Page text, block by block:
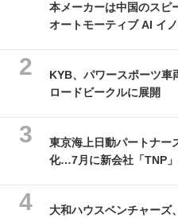
本メーカーは中国のスピ
オートモーティブ AI イ
KYB、パワースポーツ車
ロードビークルに展開
東京海上日動パートナー
化…7月に新会社「TNP
大和ハウスベンチャー